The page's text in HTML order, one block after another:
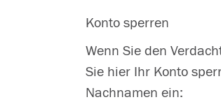
Konto sperren
Wenn Sie den
Sie hier Ihr Konto
Nachnamen ein: